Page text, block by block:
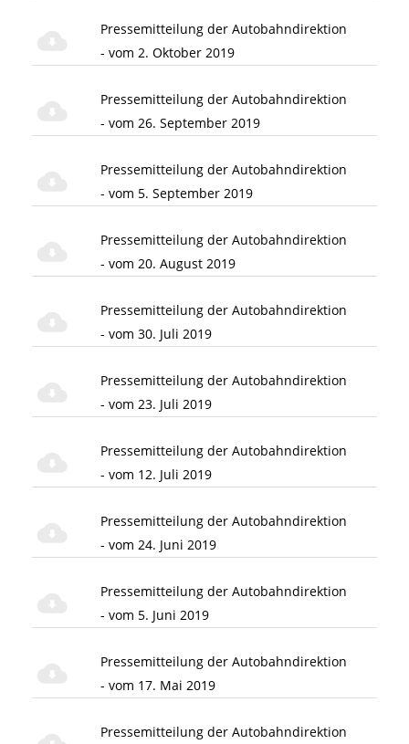
Pressemitteilung der Autobahndirektion
- vom 2. Oktober 2019
Pressemitteilung der Autobahndirektion
- vom 26. September 2019
Pressemitteilung der Autobahndirektion
- vom 5. September 2019
Pressemitteilung der Autobahndirektion
- vom 20. August 2019
Pressemitteilung der Autobahndirektion
- vom 30. Juli 2019
Pressemitteilung der Autobahndirektion
- vom 23. Juli 2019
Pressemitteilung der Autobahndirektion
- vom 12. Juli 2019
Pressemitteilung der Autobahndirektion
- vom 24. Juni 2019
Pressemitteilung der Autobahndirektion
- vom 5. Juni 2019
Pressemitteilung der Autobahndirektion
- vom 17. Mai 2019
Pressemitteilung der Autobahndirektion